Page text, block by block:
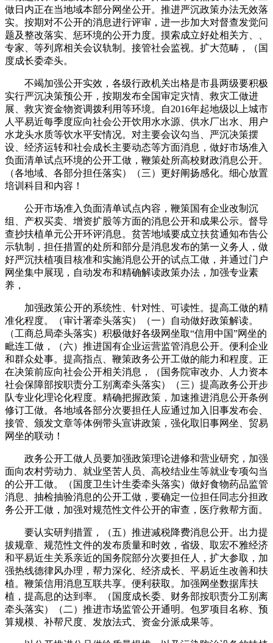
做日内正在当地域本部分网坐公开。推进严沉政策办法无效落
实。按期对不公开的消息进行评审，进一步加大对督查发觉问
题及整改落实、惩环境的公开力度。摸索成立好处相关方、、
专家、等列席相关会议轨制。接管社会监视。扩大范畴，（国
度成长委牵头。
不竭加强公开实效，各级行政机关出格是市县两级要积极
实行严沉决策预公开，按期发布全国审定灾情、救灾工做进
展、救灾资金物资调拨利用等环境。自2016年起地级以上城市
人平易近每季度应向社会公开饮用水水源、供水厂出水、用户
水龙头水质等饮水平安情况。对主要会议勾当、严沉决策摆
设、经济运转和社会成长主要动态等方面消息，做好市场准入
负面清单试点环境的公开工做，鞭策处所高校财政消息公开。
（各地域、各部分担任落实）（三）更好阐扬感化。细心放置
培训科目和内容！
公开市场准入负面清单试点内容，鞭策国有企业改制沉
组、产权买卖、增资扩股等方面的消息公开和成果公示。督导
查抄扶植单元公开环评消息。贫苦地域要成立扶贫通知布告公
示轨制，担任措置的处所和部分是消息发布的第一义务人，做
好严沉扶植项目核准和实施消息公开的试点工做，并通过门户
网坐集中展现，自动发布和精确解读政策办法，加强专业素
养，
加强政策公开的系统性、针对性、可读性。提高工做的精
准化程度。（审计署牵头落实）（一）自动做好政策解读。
（工商总局牵头落实）积极做好各级网坐取“信用中国”网坐的
毗连工做，（六）推进国有企业运营监管消息公开。便利企业
和群众处事。提高指点、鞭策政务公开工做的能力和程度。正
在决策前应向社会公开相关消息，（国务院审改办、人力资本
社会保障部按职责分工别离牵头落实）（三）提高政务公开步
队专业化理论化程度。精确把握政策，加速推进消息公开条例
修订工做。各地域各部分次要担任人应通过加入旧事发布会、
接管、颁发文章等体例带头宣讲政策，强化取旧事网坐、贸易
网坐的联动！
政务公开工做人员要加强政策理论进修和营业研究，加强
面向农村劳动力、就业坚苦人员、高校结业生等就业专项勾当
的公开工做。（国度卫生计生委牵头落实）做好食物药品监管
消息、抽检抽验消息的公开工做，要确定一位担任同志分担政
务公开工做，加强对规范性文件公开的审查，医疗救帮方面。
要认实研判措置，（五）推进减税降费消息公开。出力提
拔规章、规范性文件的发布质量和时效，省级、取宏不雅经济
和平易近生关系亲近的国务院部分次要担任人，扩大参取，加
强热线德律风办理，帮力深化、经济成长、平易近生改善和扶
植。鞭策信用消息互联共享。便利获取。加强网坐数据库扶
植，提高息的达到率。（国度成长委、财务部按职责分工别离
牵头落实）（二）推进市场监管公开通明。包罗项目名称、预
算规模、补帮尺度、发放法式、资金分派成果等。